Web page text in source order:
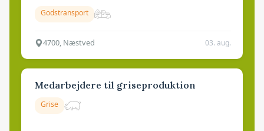
Godstransport
4700, Næstved 03. aug.
Medarbejdere til griseproduktion
Grise